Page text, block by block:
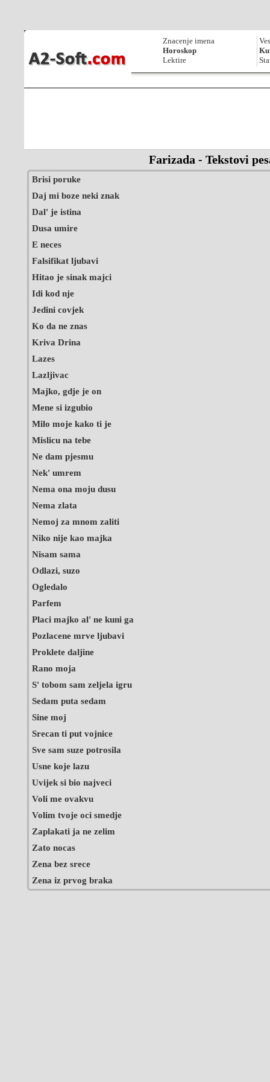
Znacenje imena
Horoskop
Lektire
Farizada - Tekstovi
Brisi poruke
Daj mi boze neki znak
Dal' je istina
Dusa umire
E neces
Falsifikat ljubavi
Hitao je sinak majci
Idi kod nje
Jedini covjek
Ko da ne znas
Kriva Drina
Lazes
Lazljivac
Majko, gdje je on
Mene si izgubio
Milo moje kako ti je
Mislicu na tebe
Ne dam pjesmu
Nek' umrem
Nema ona moju dusu
Nema zlata
Nemoj za mnom zaliti
Niko nije kao majka
Nisam sama
Odlazi, suzo
Ogledalo
Parfem
Placi majko al' ne kuni ga
Pozlacene mrve ljubavi
Proklete daljine
Rano moja
S' tobom sam zeljela igru
Sedam puta sedam
Sine moj
Srecan ti put vojnice
Sve sam suze potrosila
Usne koje lazu
Uvijek si bio najveci
Voli me ovakvu
Volim tvoje oci smedje
Zaplakati ja ne zelim
Zato nocas
Zena bez srece
Zena iz prvog braka